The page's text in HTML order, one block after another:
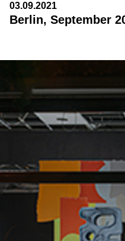
03.09.2021
Berlin, September